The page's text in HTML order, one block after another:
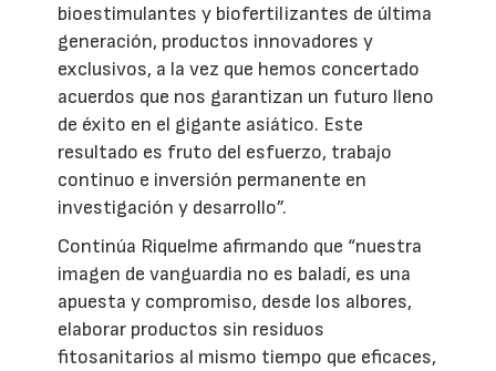
bioestimulantes y biofertilizantes de última
generación, productos innovadores y
exclusivos, a la vez que hemos concertado
acuerdos que nos garantizan un futuro lleno
de éxito en el gigante asiático. Este
resultado es fruto del esfuerzo, trabajo
continuo e inversión permanente en
investigación y desarrollo”.
Continúa Riquelme afirmando que “nuestra
imagen de vanguardia no es baladí, es una
apuesta y compromiso, desde los albores,
elaborar productos sin residuos
fitosanitarios al mismo tiempo que eficaces,